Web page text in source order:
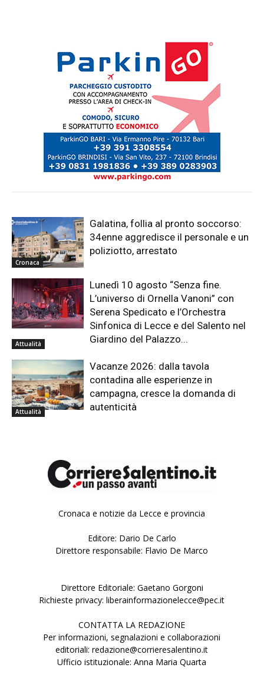
Cronaca
Galatina, follia al pronto soccorso:
34enne aggredisce il personale e un
poliziotto, arrestato
Attualità
Lunedì 10 agosto “Senza fine.
L’universo di Ornella Vanoni” con
Serena Spedicato e l’Orchestra
Sinfonica di Lecce e del Salento nel
Giardino del Palazzo...
Attualità
Vacanze 2026: dalla tavola
contadina alle esperienze in
campagna, cresce la domanda di
autenticità
Cronaca e notizie da Lecce e provincia
Editore: Dario De Carlo
Direttore responsabile: Flavio De Marco
Direttore Editoriale: Gaetano Gorgoni
Richieste privacy: liberainformazionelecce@pec.it
CONTATTA LA REDAZIONE
Per informazioni, segnalazioni e collaborazioni
editoriali: redazione@corrieresalentino.it
Ufficio istituzionale: Anna Maria Quarta